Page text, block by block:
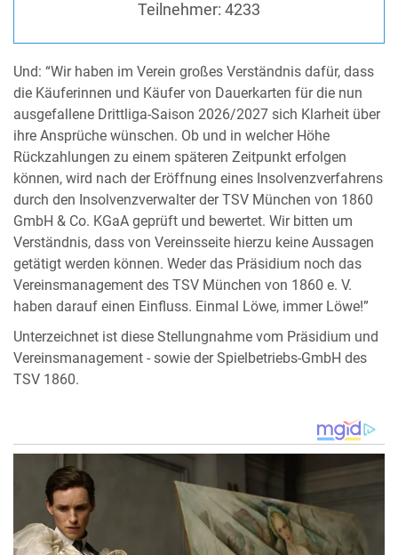
Teilnehmer: 4233
Und: “Wir haben im Verein großes Verständnis dafür, dass
die Käuferinnen und Käufer von Dauerkarten für die nun
ausgefallene Drittliga-Saison 2026/2027 sich Klarheit über
ihre Ansprüche wünschen. Ob und in welcher Höhe
Rückzahlungen zu einem späteren Zeitpunkt erfolgen
können, wird nach der Eröffnung eines Insolvenzverfahrens
durch den Insolvenzverwalter der TSV München von 1860
GmbH & Co. KGaA geprüft und bewertet. Wir bitten um
Verständnis, dass von Vereinsseite hierzu keine Aussagen
getätigt werden können. Weder das Präsidium noch das
Vereinsmanagement des TSV München von 1860 e. V.
haben darauf einen Einfluss. Einmal Löwe, immer Löwe!”
Unterzeichnet ist diese Stellungnahme vom Präsidium und
Vereinsmanagement - sowie der Spielbetriebs-GmbH des
TSV 1860.